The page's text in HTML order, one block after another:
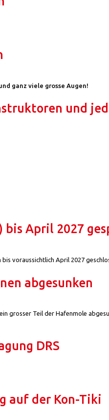
ganz viele grosse Augen!
und
bis April 2027
voraussichtlich April 2027
abgesunken
grosser Teil der Hafenmole
DRS
auf der Kon-Tiki